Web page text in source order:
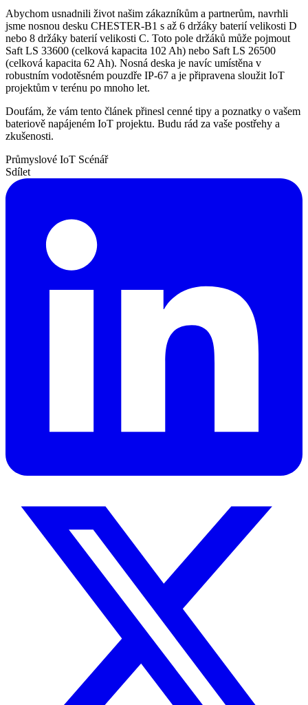
Abychom usnadnili život našim zákazníkům a partnerům, navrhli
jsme nosnou desku CHESTER-B1 s až 6 držáky baterií velikosti D
nebo 8 držáky baterií velikosti C. Toto pole držáků může pojmout
Saft LS 33600 (celková kapacita 102 Ah) nebo Saft LS 26500
(celková kapacita 62 Ah). Nosná deska je navíc umístěna v
robustním vodotěsném pouzdře IP-67 a je připravena sloužit IoT
projektům v terénu po mnoho let.
Doufám, že vám tento článek přinesl cenné tipy a poznatky o vašem
bateriově napájeném IoT projektu. Budu rád za vaše postřehy a
zkušenosti.
Průmyslové IoT Scénář
Sdílet